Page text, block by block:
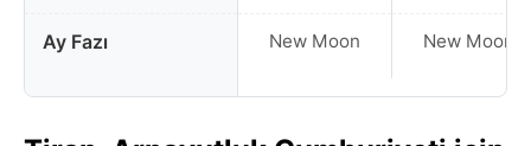
Ay Fazı New Moon New Moon